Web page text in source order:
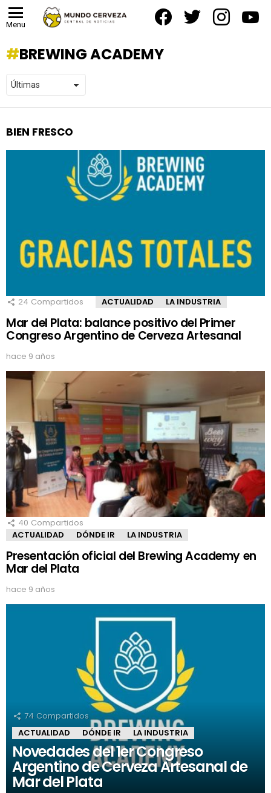
Menu
BREWING ACADEMY
BIEN FRESCO
24 Compartidos ACTUALIDAD LA INDUSTRIA
Mar del Plata: balance positivo del Primer
Congreso Argentino de Cerveza Artesanal
hace 9 años
40 Compartidos
ACTUALIDAD
DÓNDE IR LA INDUSTRIA
Presentación oficial del Brewing Academy en
Mar del Plata
hace 9 años
74 Compartidos
ACTUALIDAD
DÓNDE IR LA INDUSTRIA
Novedades del 1er Congreso
Argentino de Cerveza Artesanal de
Mar del Plata